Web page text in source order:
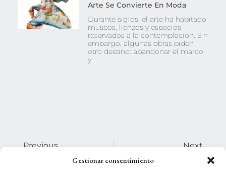
Gestionar consentimiento
Arte Se Convierte En Moda
Durante siglos, el arte ha habitado
museos, lienzos y espacios
reservados a la contemplación. Sin
embargo, algunas obras piden
otro destino: abandonar el marco
y
Previous
Pañuelos De Edición Limitada: Vestir Una Obra, No Una Tendencia
Next